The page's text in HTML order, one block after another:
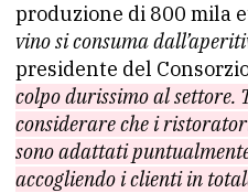
produzione di 800 mila
vino si consuma
presidente del
colpo durissimo al settore.
considerare che i
sono adattati
accogliendo i clienti in